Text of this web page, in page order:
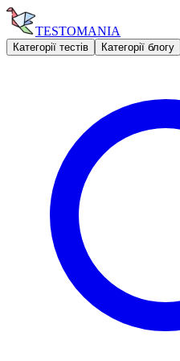
TESTOMANIA
Категорії тестів Категорії блогу